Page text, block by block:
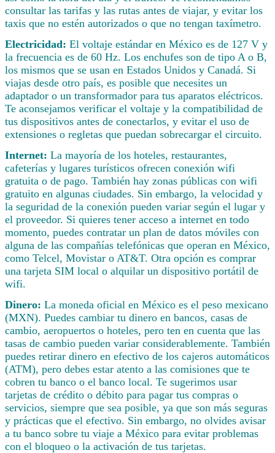
consultar las tarifas y las rutas antes de viajar, y evitar los
taxis que no estén autorizados o que no tengan taxímetro.
Electricidad: El voltaje estándar en México es de 127 V y
la frecuencia es de 60 Hz. Los enchufes son de tipo A o B,
los mismos que se usan en Estados Unidos y Canadá. Si
viajas desde otro país, es posible que necesites un
adaptador o un transformador para tus aparatos eléctricos.
Te aconsejamos verificar el voltaje y la compatibilidad de
tus dispositivos antes de conectarlos, y evitar el uso de
extensiones o regletas que puedan sobrecargar el circuito.
Internet: La mayoría de los hoteles, restaurantes,
cafeterías y lugares turísticos ofrecen conexión wifi
gratuita o de pago. También hay zonas públicas con wifi
gratuito en algunas ciudades. Sin embargo, la velocidad y
la seguridad de la conexión pueden variar según el lugar y
el proveedor. Si quieres tener acceso a internet en todo
momento, puedes contratar un plan de datos móviles con
alguna de las compañías telefónicas que operan en México,
como Telcel, Movistar o AT&T. Otra opción es comprar
una tarjeta SIM local o alquilar un dispositivo portátil de
wifi.
Dinero: La moneda oficial en México es el peso mexicano
(MXN). Puedes cambiar tu dinero en bancos, casas de
cambio, aeropuertos o hoteles, pero ten en cuenta que las
tasas de cambio pueden variar considerablemente. También
puedes retirar dinero en efectivo de los cajeros automáticos
(ATM), pero debes estar atento a las comisiones que te
cobren tu banco o el banco local. Te sugerimos usar
tarjetas de crédito o débito para pagar tus compras o
servicios, siempre que sea posible, ya que son más seguras
y prácticas que el efectivo. Sin embargo, no olvides avisar
a tu banco sobre tu viaje a México para evitar problemas
con el bloqueo o la activación de tus tarjetas.